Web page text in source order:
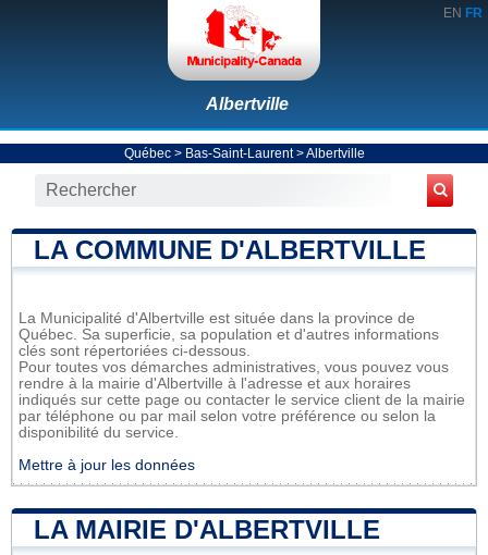
EN FR
Albertville
Québec> Bas-Saint-Laurent>Albertville
LA COMMUNE D'ALBERTVILLE
La Municipalité d'Albertville est située dans la province de
Québec. Sa superficie, sa population et d'autres informations
clés sont répertoriées ci-dessous.
Pour toutes vos démarches administratives, vous pouvez vous
rendre à la mairie d'Albertville à l'adresse et aux horaires
indiqués sur cette page ou contacter le service client de la mairie
par téléphone ou par mail selon votre préférence ou selon la
disponibilité du service.
Mettre à jour les données
LA MAIRIE D'ALBERTVILLE